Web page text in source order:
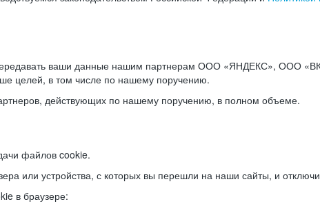
ваши данные нашим партнерам ООО «ЯНДЕКС», ООО
целей, в том числе по нашему поручению.
действующих по нашему поручению, в полном объеме.
файлов cookie.
или устройства, с которых вы перешли на наши сайты, и
в браузере: